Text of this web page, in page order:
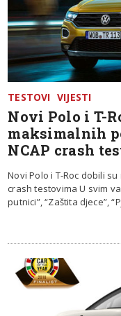
TESTOVI VIJESTI
Novi Polo i T-
maksimalnih
NCAP crash
Novi Polo i T-Roc dobili
crash testovima U svim
putnici”, “Zaštita djece”,